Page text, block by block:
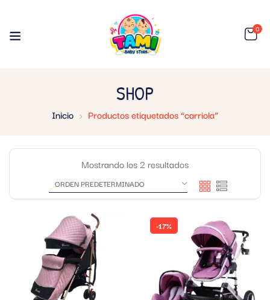
0
SHOP
Inicio Productos etiquetados “carriola”
Mostrando los 2 resultados
-17%